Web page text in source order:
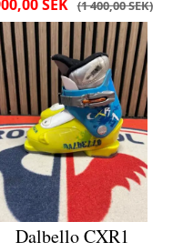
1 400,00 SEK
SEK
Dalbello CXR1